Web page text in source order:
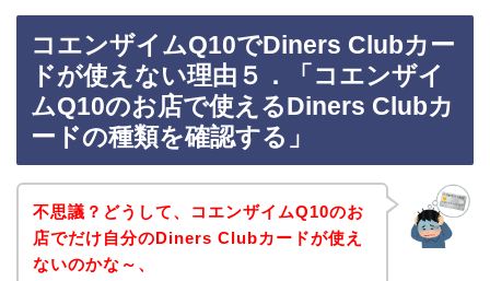
コエンザイムQ10でDiners Clubカー
ドが使えない理由５．「コエンザイ
ムQ10のお店で使えるDiners Clubカ
ードの種類を確認する」
不思議？どうして、コエンザイムQ10のお
店でだけ自分のDiners Clubカードが使え
ないのかな～、